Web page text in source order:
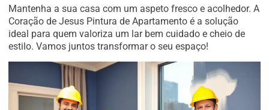
Mantenha a sua casa com um aspeto fresco e acolhedor. A
Coração de Jesus Pintura de Apartamento é a solução
ideal para quem valoriza um lar bem cuidado e cheio de
estilo. Vamos juntos transformar o seu espaço!